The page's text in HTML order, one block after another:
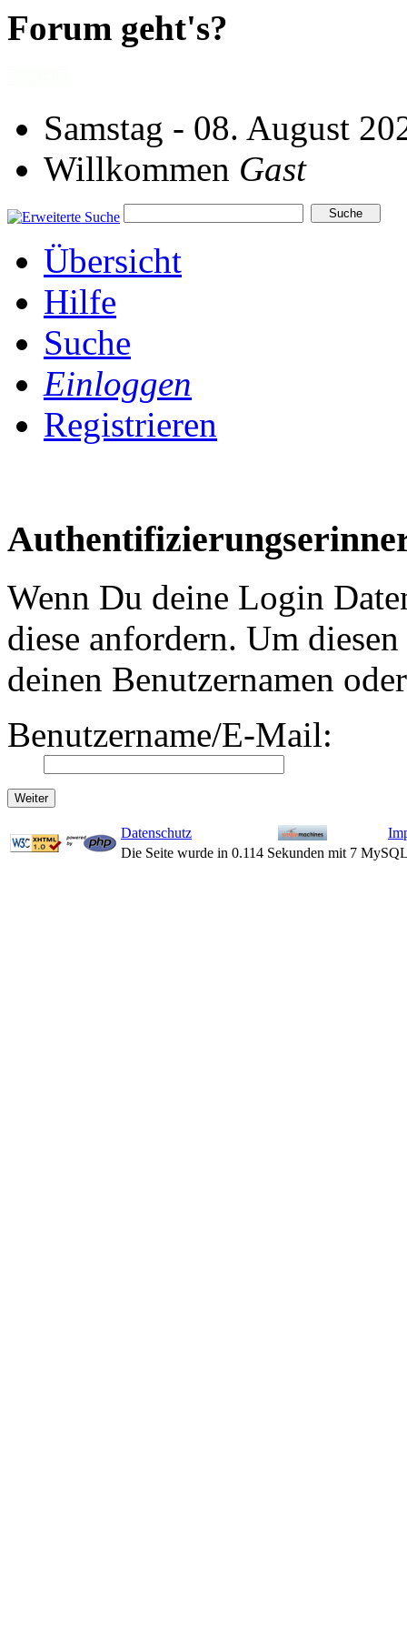
Forum geht's?
Samstag - 08. August
Willkommen Gast
Übersicht
Hilfe
Suche
Einloggen
Registrieren
Wenn Du deine Login
diese anfordern. Um
deinen Benutzernamen
Benutzername/E-Mail:
Datenschutz
Die Seite wurde in 0.114 Sekunden mit 7